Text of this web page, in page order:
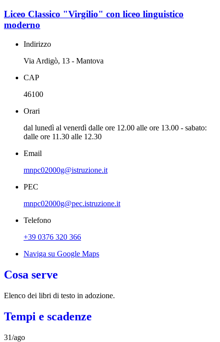
Liceo Classico "Virgilio" con liceo linguistico
moderno
Indirizzo
Via Ardigò, 13 - Mantova
CAP
46100
Orari
dal lunedì al venerdì dalle ore 12.00 alle ore 13.00 - sabato:
dalle ore 11.30 alle 12.30
Email
mnpc02000g@istruzione.it
PEC
mnpc02000g@pec.istruzione.it
Telefono
+39 0376 320 366
Naviga su Google Maps
Cosa serve
Elenco dei libri di testo in adozione.
Tempi e scadenze
31/ago